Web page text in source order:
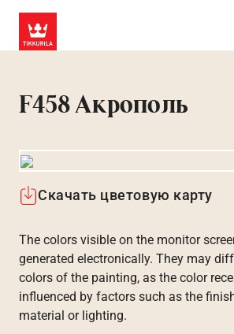
F458 Акрополь
Скачать цветовую карту
The colors visible on the monitor
generated electronically. They may
colors of the painting, as the color
influenced by factors such as the
material or lighting.